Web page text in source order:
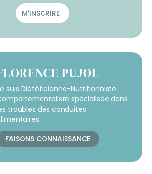
M'INSCRIRE
PUJOL
suis Diététicienne-Nutritionniste
spécialisée dans
troubles des conduites
FAISONS CONNAISSANCE